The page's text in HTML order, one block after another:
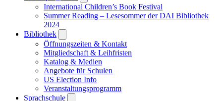
submenu
International Children’s Book Festival
Summer Reading – Lesesommer der DAI Bibliothek
2024
Bibliothek
submenu
Öffnungszeiten & Kontakt
Mitgliedschaft & Leihfristen
Katalog & Medien
Angebote für Schulen
US Election Info
Veranstaltungsprogramm
Sprachschule